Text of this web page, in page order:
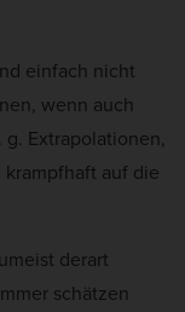
einfach nicht
wenn auch
Extrapolationen,
auf die
derart
schätzen